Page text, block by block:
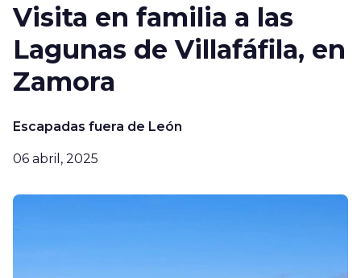
Visita en familia a las
Lagunas de Villafáfila, en
Zamora
Escapadas fuera de León
06 abril, 2025